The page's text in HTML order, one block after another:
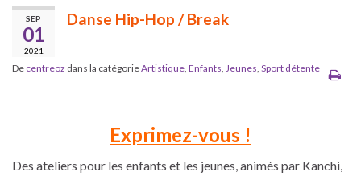
SEP
01
2021
Danse Hip-Hop / Break
De centreoz dans la catégorieArtistique, Enfants, Jeunes, Sport détente
Exprimez-vous !
Des ateliers pour les enfants et les jeunes, animés par Kanchi,